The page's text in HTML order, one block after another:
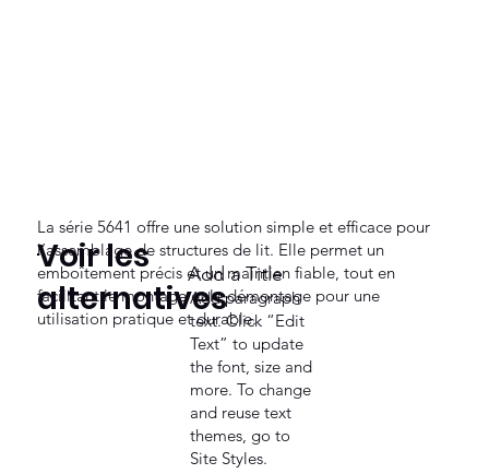
La série 5641 offre une solution simple et efficace pour
l’assemblage de structures de lit. Elle permet un
emboîtement précis et un maintien fiable, tout en
facilitant le montage et le démontage pour une
utilisation pratique et durable.
Voir les
alternativesAdd paragraph
text. Click “Edit
Text” to update
the font, size and
more. To change
and reuse text
themes, go to
Site Styles.
Add a Title